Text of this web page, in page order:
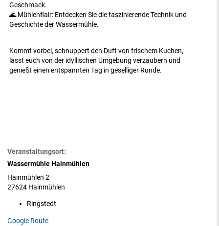
Geschmack.
🌊 Mühlenflair: Entdecken Sie die faszinierende Technik und
Geschichte der Wassermühle.
Kommt vorbei, schnuppert den Duft von frischem Kuchen,
lasst euch von der idyllischen Umgebung verzaubern und
genießt einen entspannten Tag in geselliger Runde.
Veranstaltungsort:
Wassermühle Hainmühlen
Hainmühlen 2
27624 Hainmühlen
Ringstedt
Google Route